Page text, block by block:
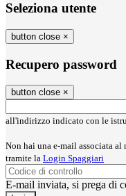
Seleziona utente
button close ×
Recupero password
button close ×
all'indirizzo indicato con le
Non hai una e-mail associata
tramite la Login Spaggiari
E-mail inviata, si prega di